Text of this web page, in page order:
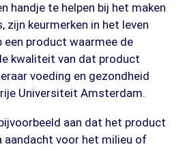
handje te helpen bij het maken
zijn keurmerken in het leven
een product waarmee de
kwaliteit van dat product
voeding en gezondheid
Universiteit Amsterdam.
aan dat het product
aandacht voor het milieu of